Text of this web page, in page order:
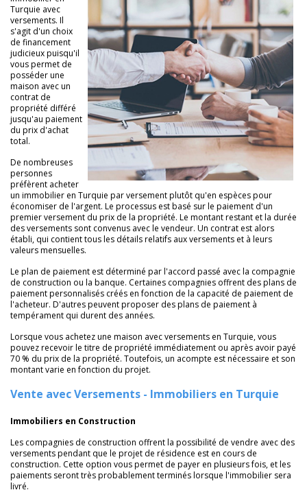
Turquie avec
versements. Il
s'agit d'un choix
de financement
judicieux puisqu'il
vous permet de
posséder une
maison avec un
contrat de
propriété différé
jusqu'au paiement
du prix d'achat
total.
De nombreuses
personnes
préfèrent acheter
un immobilier en Turquie par versement plutôt qu'en espèces pour
économiser de l'argent. Le processus est basé sur le paiement d'un
premier versement du prix de la propriété. Le montant restant et la durée
des versements sont convenus avec le vendeur. Un contrat est alors
établi, qui contient tous les détails relatifs aux versements et à leurs
valeurs mensuelles.
Le plan de paiement est déterminé par l'accord passé avec la compagnie
de construction ou la banque. Certaines compagnies offrent des plans de
paiement personnalisés créés en fonction de la capacité de paiement de
l'acheteur. D'autres peuvent proposer des plans de paiement à
tempérament qui durent des années.
Lorsque vous achetez une maison avec versements en Turquie, vous
pouvez recevoir le titre de propriété immédiatement ou après avoir payé
70 % du prix de la propriété. Toutefois, un acompte est nécessaire et son
montant varie en fonction du projet.
Vente avec Versements - Immobiliers en Turquie
Immobiliers en Construction
Les compagnies de construction offrent la possibilité de vendre avec des
versements pendant que le projet de résidence est en cours de
construction. Cette option vous permet de payer en plusieurs fois, et les
paiements seront très probablement terminés lorsque l'immobilier sera
livré.